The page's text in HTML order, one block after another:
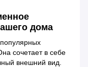
дома
сочетает в себе
внешний вид.